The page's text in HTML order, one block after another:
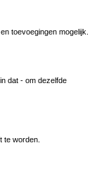
toevoegingen mogelijk.
dat - om dezelfde
te worden.